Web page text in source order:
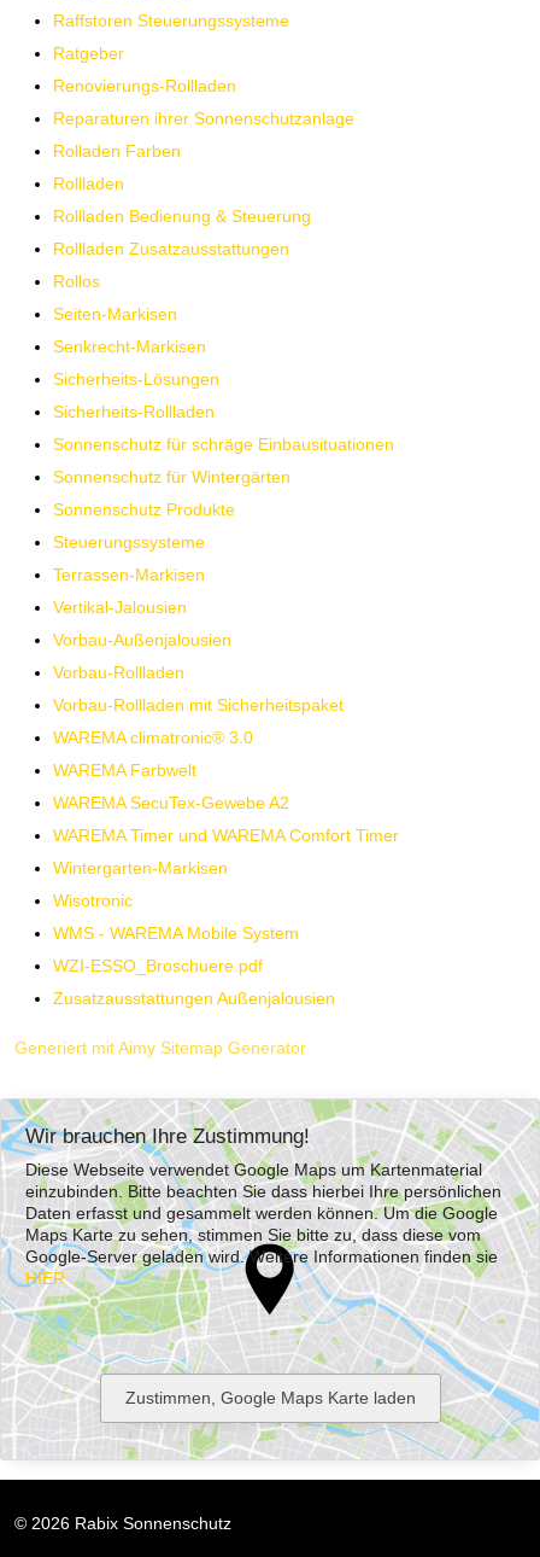
Raffstoren Steuerungssysteme
Ratgeber
Renovierungs-Rollladen
Reparaturen ihrer Sonnenschutzanlage
Rolladen Farben
Rollladen
Rollladen Bedienung & Steuerung
Rollladen Zusatzausstattungen
Rollos
Seiten-Markisen
Senkrecht-Markisen
Sicherheits-Lösungen
Sicherheits-Rollladen
Sonnenschutz für schräge Einbausituationen
Sonnenschutz für Wintergärten
Sonnenschutz Produkte
Steuerungssysteme
Terrassen-Markisen
Vertikal-Jalousien
Vorbau-Außenjalousien
Vorbau-Rollladen
Vorbau-Rollladen mit Sicherheitspaket
WAREMA climatronic® 3.0
WAREMA Farbwelt
WAREMA SecuTex-Gewebe A2
WAREMA Timer und WAREMA Comfort Timer
Wintergarten-Markisen
Wisotronic
WMS - WAREMA Mobile System
WZI-ESSO_Broschuere.pdf
Zusatzausstattungen Außenjalousien
Generiert mit Aimy Sitemap Generator
Wir brauchen Ihre Zustimmung!
Diese Webseite verwendet Google Maps um Kartenmaterial
einzubinden. Bitte beachten Sie dass hierbei Ihre persönlichen
Daten erfasst und gesammelt werden können. Um die Google
Maps Karte zu sehen, stimmen Sie bitte zu, dass diese vom
Google-Server geladen wird. Weitere Informationen finden sie
HIER
© 2026 Rabix Sonnenschutz